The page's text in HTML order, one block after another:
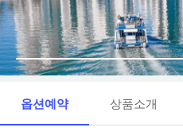
옵션예약 상품소개